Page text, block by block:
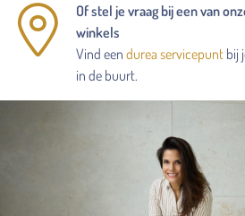
Of stel je vraag bij een van
winkels
Vind een durea servicepunt bij
in de buurt.